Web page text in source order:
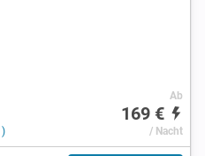
)
Ab
169 €
/ Nacht